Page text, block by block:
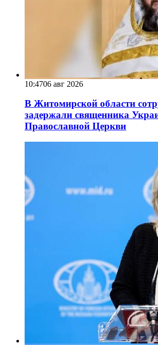
10:4706 авг 2026
В Житомирской области
задержали священника
Православной Церкви